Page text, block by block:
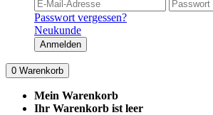
Passwort vergessen?
Neukunde
Anmelden
0 Warenkorb
Mein Warenkorb
Ihr Warenkorb ist leer